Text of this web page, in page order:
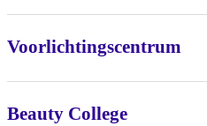
Voorlichtingscentrum
Beauty College